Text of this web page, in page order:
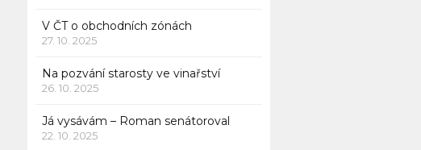
V ČT o obchodních zónách
27. 10. 2025
Na pozvání starosty ve vinařství
26. 10. 2025
Já vysávám – Roman senátoroval
22. 10. 2025